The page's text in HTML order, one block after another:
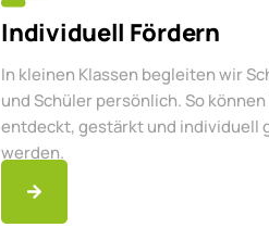
Individuell Fördern
In kleinen Klassen begleiten wir
und Schüler persönlich. So
entdeckt, gestärkt und individuell
werden.